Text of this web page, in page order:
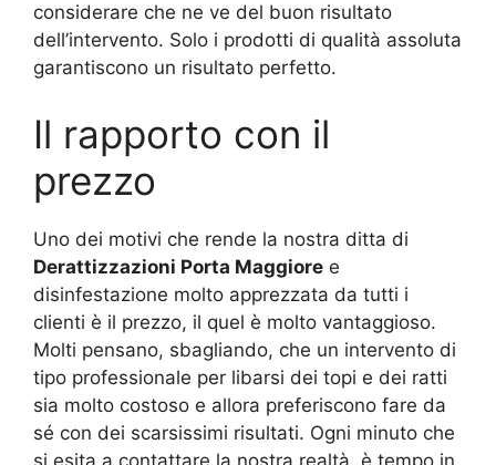
considerare che ne ve del buon risultato
dell’intervento. Solo i prodotti di qualità assoluta
garantiscono un risultato perfetto.
Il rapporto con il
prezzo
Uno dei motivi che rende la nostra ditta di
Derattizzazioni Porta Maggiore e
disinfestazione molto apprezzata da tutti i
clienti è il prezzo, il quel è molto vantaggioso.
Molti pensano, sbagliando, che un intervento di
tipo professionale per libarsi dei topi e dei ratti
sia molto costoso e allora preferiscono fare da
sé con dei scarsissimi risultati. Ogni minuto che
si esita a contattare la nostra realtà, è tempo in